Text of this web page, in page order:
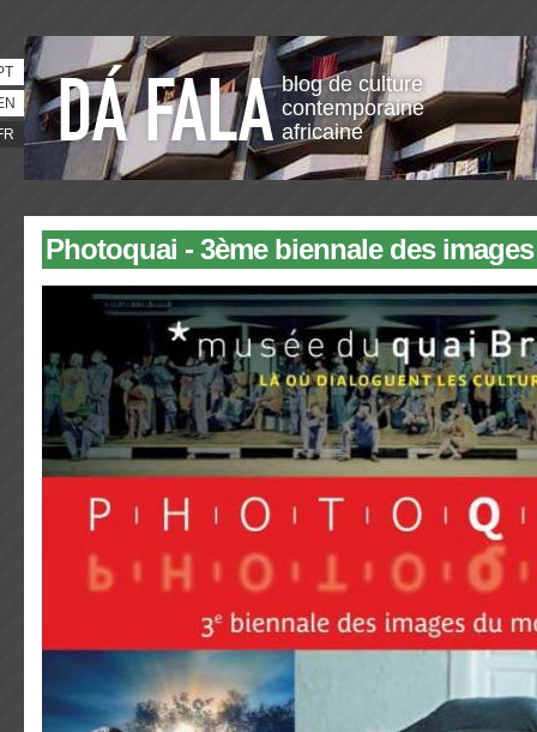
blog de culture
contemporaine
africaine
Photoquai - 3ème biennale des